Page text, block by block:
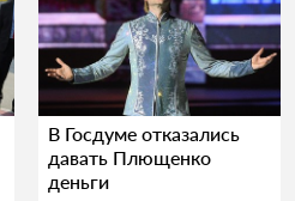
В Госдуме отказались
давать Плющенко
деньги